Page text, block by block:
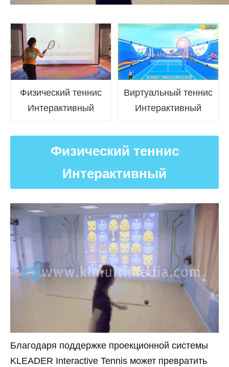
Физический теннис
Интерактивный
Виртуальный теннис
Интерактивный
Физический теннис
Интерактивный
Благодаря поддержке проекционной системы
KLEADER Interactive Tennis может превратить